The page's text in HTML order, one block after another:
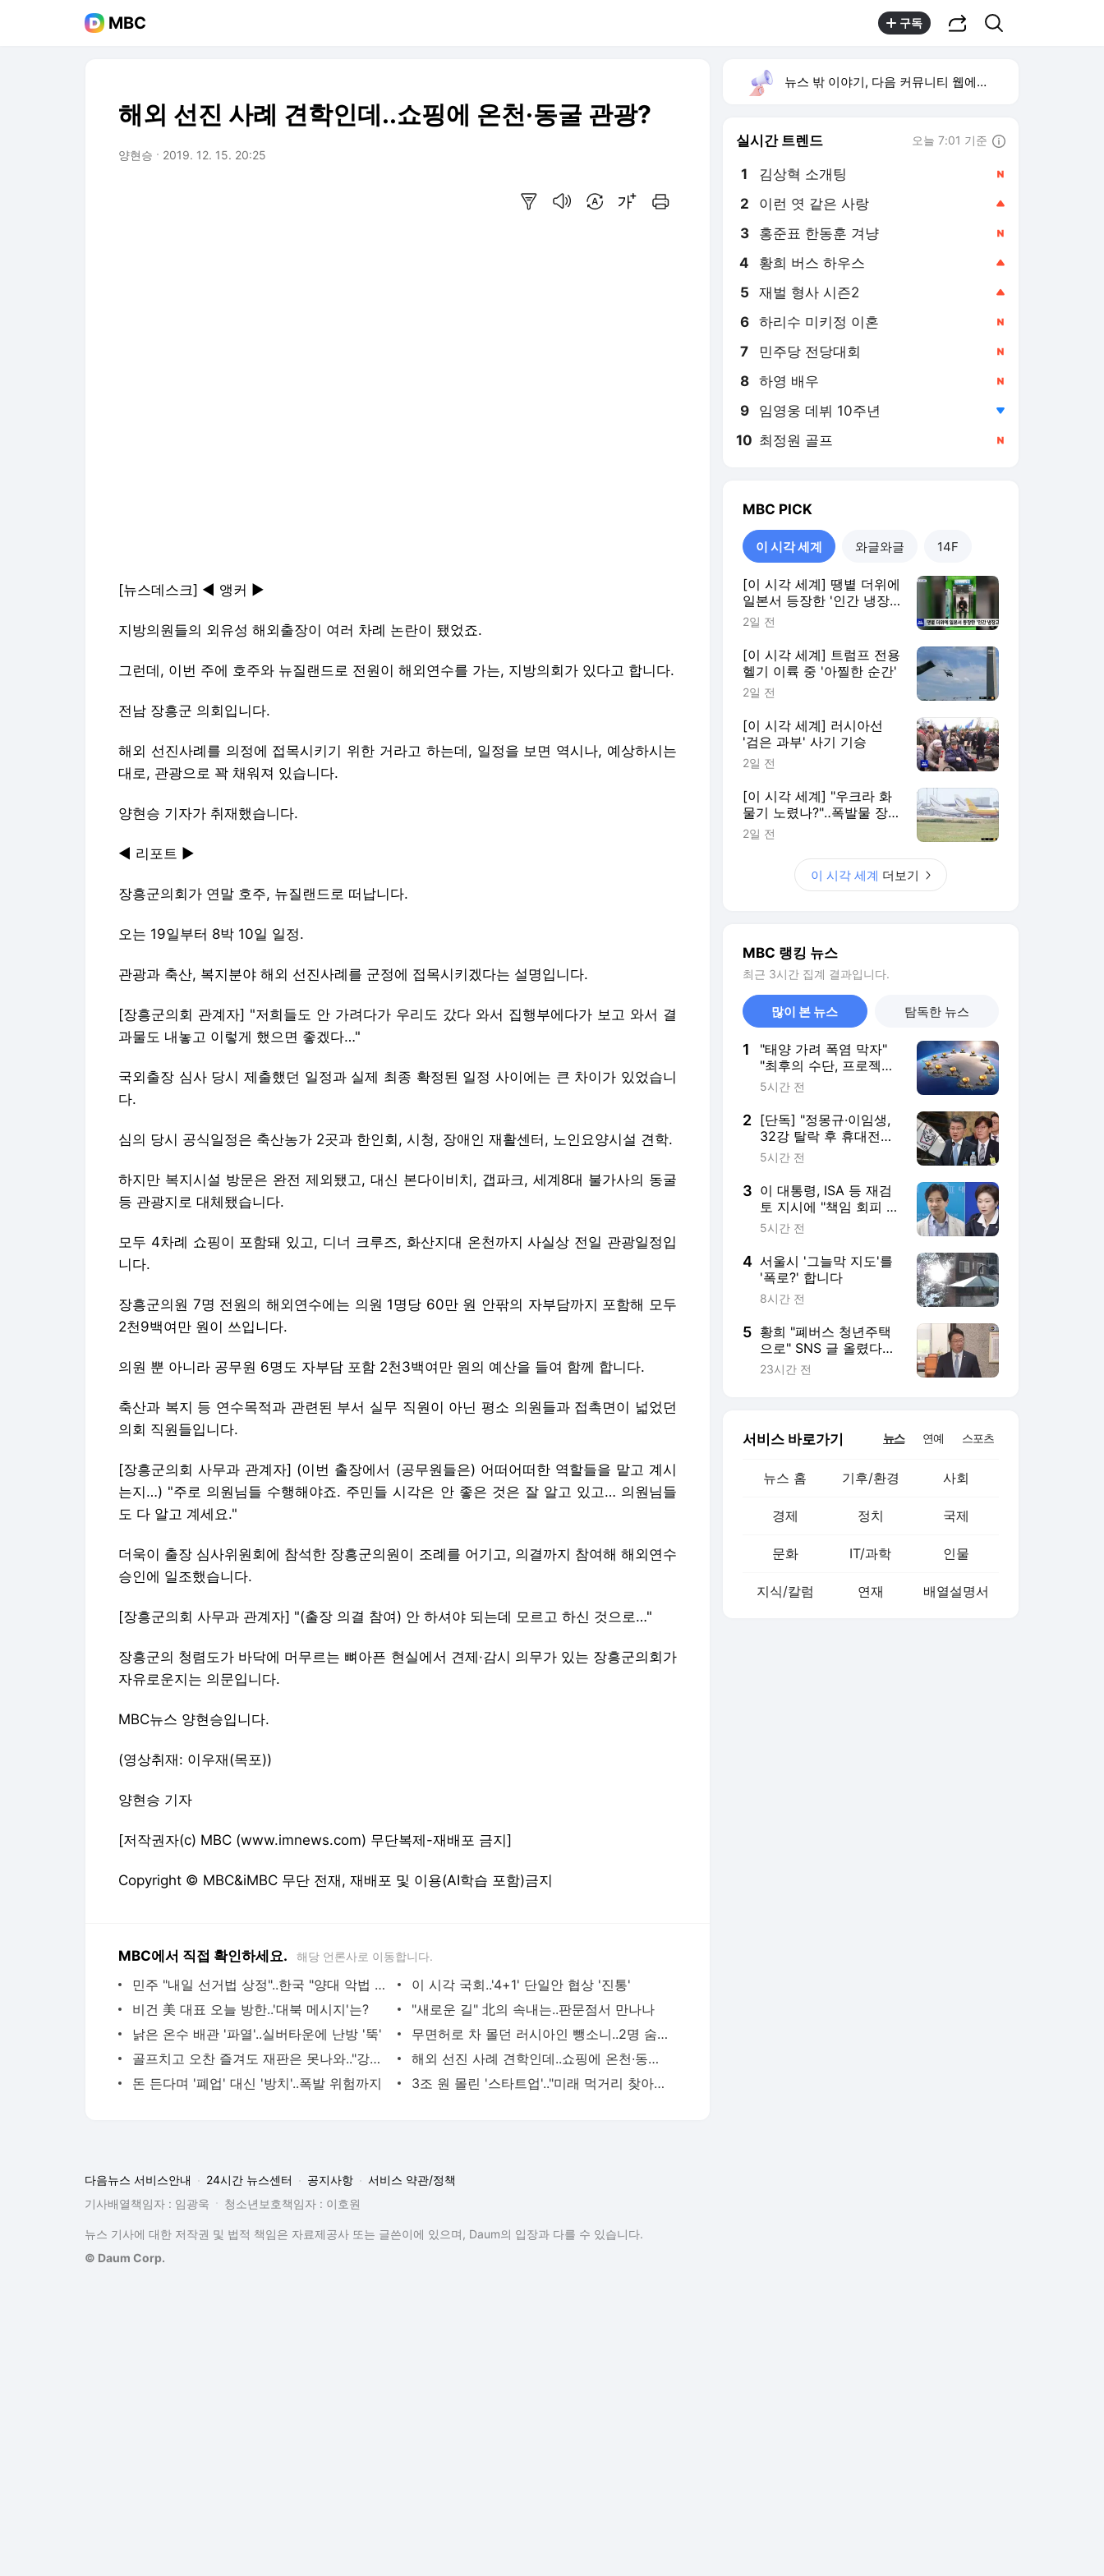
MBC 구독
해외 선진 사례 견학인데..쇼핑에 온천·동굴 관광?
양현승 2019. 12. 15. 20:25
[뉴스데스크] ◀ 앵커 ▶
지방의원들의 외유성 해외출장이 여러 차례 논란이 됐었죠.
그런데, 이번 주에 호주와 뉴질랜드로 전원이 해외연수를 가는, 지방의회가 있다고 합니다.
전남 장흥군 의회입니다.
해외 선진사례를 의정에 접목시키기 위한 거라고 하는데, 일정을 보면 역시나, 예상하시는
대로, 관광으로 꽉 채워져 있습니다.
양현승 기자가 취재했습니다.
◀ 리포트 ▶
장흥군의회가 연말 호주, 뉴질랜드로 떠납니다.
오는 19일부터 8박 10일 일정.
관광과 축산, 복지분야 해외 선진사례를 군정에 접목시키겠다는 설명입니다.
[장흥군의회 관계자] "저희들도 안 가려다가 우리도 갔다 와서 집행부에다가 보고 와서 결
과물도 내놓고 이렇게 했으면 좋겠다…"
국외출장 심사 당시 제출했던 일정과 실제 최종 확정된 일정 사이에는 큰 차이가 있었습니
다.
심의 당시 공식일정은 축산농가 2곳과 한인회, 시청, 장애인 재활센터, 노인요양시설 견학.
하지만 복지시설 방문은 완전 제외됐고, 대신 본다이비치, 갭파크, 세계8대 불가사의 동굴
등 관광지로 대체됐습니다.
모두 4차례 쇼핑이 포함돼 있고, 디너 크루즈, 화산지대 온천까지 사실상 전일 관광일정입
니다.
장흥군의원 7명 전원의 해외연수에는 의원 1명당 60만 원 안팎의 자부담까지 포함해 모두
2천9백여만 원이 쓰입니다.
의원 뿐 아니라 공무원 6명도 자부담 포함 2천3백여만 원의 예산을 들여 함께 합니다.
축산과 복지 등 연수목적과 관련된 부서 실무 직원이 아닌 평소 의원들과 접촉면이 넓었던
의회 직원들입니다.
[장흥군의회 사무과 관계자] (이번 출장에서 (공무원들은) 어떠어떠한 역할들을 맡고 계시
는지…) "주로 의원님들 수행해야죠. 주민들 시각은 안 좋은 것은 잘 알고 있고… 의원님들
도 다 알고 계세요."
더욱이 출장 심사위원회에 참석한 장흥군의원이 조례를 어기고, 의결까지 참여해 해외연수
승인에 일조했습니다.
[장흥군의회 사무과 관계자] "(출장 의결 참여) 안 하셔야 되는데 모르고 하신 것으로…"
장흥군의 청렴도가 바닥에 머무르는 뼈아픈 현실에서 견제·감시 의무가 있는 장흥군의회가
자유로운지는 의문입니다.
MBC뉴스 양현승입니다.
(영상취재: 이우재(목포))
양현승 기자
[저작권자(c) MBC (www.imnews.com) 무단복제-재배포 금지]
Copyright © MBC&iMBC 무단 전재, 재배포 및 이용(AI학습 포함)금지
MBC에서 직접 확인하세요. 해당 언론사로 이동합니다.
민주 "내일 선거법 상정"..한국 "양대 악법 저지"
이 시각 국회..'4+1' 단일안 협상 '진통'
비건 美 대표 오늘 방한..'대북 메시지'는?
"새로운 길" 北의 속내는..판문점서 만나나
낡은 온수 배관 '파열'..실버타운에 난방 '뚝'
무면허로 차 몰던 러시아인 뺑소니..2명 숨져
골프치고 오찬 즐겨도 재판은 못나와.."강제 구인"
해외 선진 사례 견학인데..쇼핑에 온천·동굴 관광?
돈 든다며 '폐업' 대신 '방치'..폭발 위험까지
3조 원 몰린 '스타트업'.."미래 먹거리 찾아라"
뉴스 밖 이야기, 다음 커뮤니티 웹에서 보기
실시간 트렌드 오늘 7:01 기준
1 김상혁 소개팅
2 이런 엿 같은 사랑
3 홍준표 한동훈 겨냥
4 황희 버스 하우스
5 재벌 형사 시즌2
6 하리수 미키정 이혼
7 민주당 전당대회
8 하영 배우
9 임영웅 데뷔 10주년
10 최정원 골프
MBC PICK
이 시각 세계 와글와글 14F
[이 시각 세계] 땡볕 더위에
일본서 등장한 '인간 냉장
고'
2일 전
[이 시각 세계] 트럼프 전용
헬기 이륙 중 '아찔한 순간'
2일 전
[이 시각 세계] 러시아선
'검은 과부' 사기 기승
2일 전
[이 시각 세계] "우크라 화
물기 노렸나?"‥폭발물 장
착 드론 발견
2일 전
이 시각 세계 더보기
MBC 랭킹 뉴스
최근 3시간 집계 결과입니다.
많이 본 뉴스 탐독한 뉴스
1
"태양 가려 폭염 막자"
"최후의 수단, 프로젝트
헤일메리" [기후인사이
5시간 전
2 [단독] "정몽규·이임생,
32강 탈락 후 휴대전화
교체"‥압색 배경에 '증
5시간 전
3 이 대통령, ISA 등 재검
토 지시에 "책임 회피 국
정" vs "환영"
5시간 전
4 서울시 '그늘막 지도'를
'폭로?' 합니다
8시간 전
5 황희 "폐버스 청년주택
으로" SNS 글 올렸다가
"정부정책 아냐" 해명
23시간 전
서비스 바로가기 뉴스 연예 스포츠
뉴스 홈 기후/환경 사회
경제 정치 국제
문화 IT/과학 인물
지식/칼럼 연재 배열설명서
다음뉴스 서비스안내 24시간 뉴스센터 공지사항
서비스 약관/정책
기사배열책임자 : 임광욱
청소년보호책임자 : 이호원
뉴스 기사에 대한 저작권 및 법적 책임은 자료제공사 또는 글쓴이에 있으며, Daum의 입장과 다를 수 있습니다.
© Daum Corp.